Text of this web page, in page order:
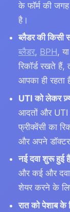
के फॉर्म की जगह
है।
ब्लैडर की किसी
ब्लैडर, BPH, या
रिकॉर्ड रखते
आपका ही
UTI को लेकर
आदतों और UTI
फ्रीक्वेंसी का
और अपने
नई दवा शुरू हुई
और कई और
शेयर करने के
रात को पेशाब के